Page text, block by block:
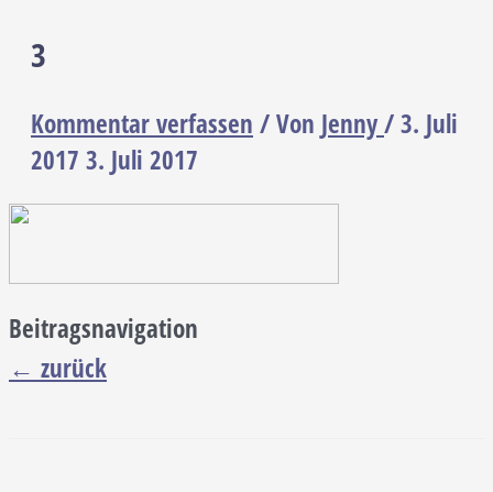
3
Kommentar verfassen / Von Jenny/3. Juli
2017 3. Juli 2017
Beitragsnavigation
← zurück